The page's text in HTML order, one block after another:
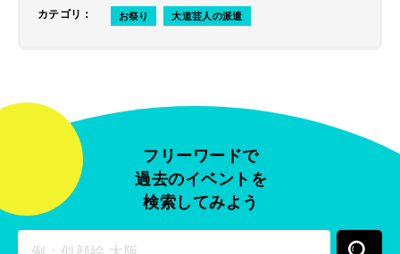
カテゴリ ： お祭り 大道芸人の派遣
フリーワードで
過去のイベントを
検索してみよう